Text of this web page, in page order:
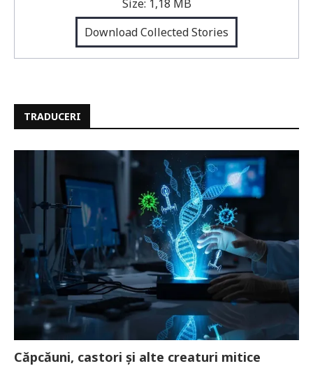
Size: 1,18 MB
Download Collected Stories
TRADUCERI
Căpcăuni, castori și alte creaturi mitice